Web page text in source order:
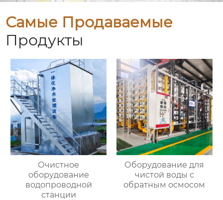
Самые Продаваемые
Продукты
Очистное
оборудование
водопроводной
станции
Оборудование для
чистой воды с
обратным осмосом